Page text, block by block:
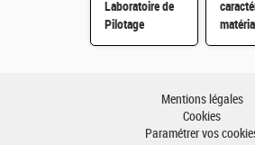
Laboratoire de
Pilotage
Intelligent des
Mentions légales
Cookies
Paramétrer vos